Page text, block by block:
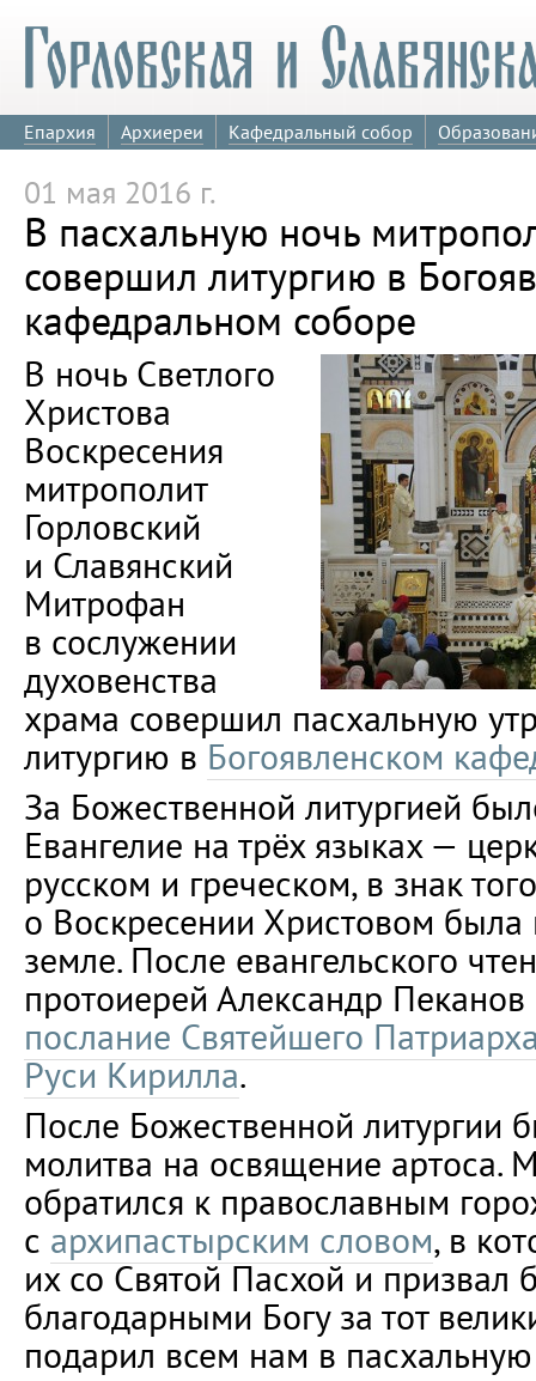
Епархия Архиереи Кафедральный собор
01 мая 2016 г.
В пасхальную ночь
совершил литургию в
кафедральном соборе
В ночь Светлого
Христова
Воскресения
митрополит
Горловский
и Славянский
Митрофан
в сослужении
духовенства
храма совершил пасхальную
литургию в Богоявленском
За Божественной литургией
Евангелие на трёх языках —
русском и греческом, в знак
о Воскресении Христовом была
земле. После евангельского
протоиерей Александр
послание Святейшего
Руси Кирилла.
После Божественной литургии
молитва на освящение артоса.
обратился к православным
с архипастырским словом, в
их со Святой Пасхой и призвал
благодарными Богу за тот
подарил всем нам в